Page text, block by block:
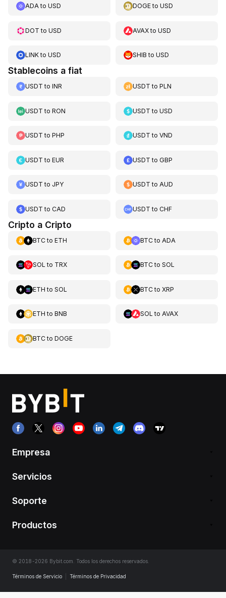
ADAto USD DOGEtoUSD
DOT to USD AVAXtoUSD
LINKto USD SHIB toUSD
Stablecoins a fiat
USDT to INR USDT toPLN
USDT to RON USDT toUSD
USDT to PHP USDT toVND
USDT to EUR USDT toGBP
USDT to JPY USDT toAUD
USDT to CAD USDT toCHF
Cripto a Cripto
BTCto ETH BTCto ADA
SOL to TRX BTCto SOL
ETH to SOL BTCto XRP
ETH to BNB SOL to AVAX
BTCto DOGE
Empresa
Servicios
Soporte
Productos
© 2018-2026 Bybit.com. Todos los derechos reservados.
Términos de Servicio Términos de Privacidad